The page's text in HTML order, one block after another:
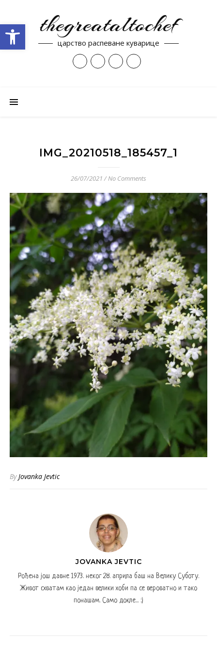
thegreataltochef
царство распеване куварице
IMG_20210518_185457_1
26/07/2021 /No Comments
ByJovanka Jevtic
JOVANKA JEVTIC
Рођена још давне 1973. неког 28. априла баш на Велику Суботу.
Живот схватам као један велики хоби па се вероватно и тако
понашам. Само докле... :)
Open toolbar